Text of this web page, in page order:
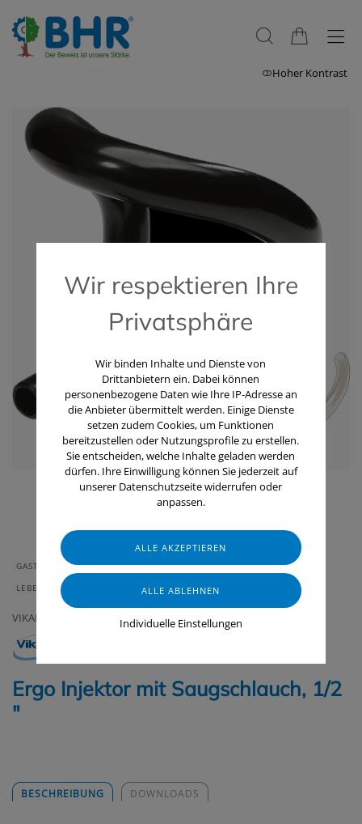
Hoher Kontrast
GASTRONOMIE & HOTELLERIE
GERÄTE & ZUBEHÖR
LEBENSMITTELINDUSTRIE
VIKAN
Ergo Injektor mit Saugschlauch, 1/2
"
BESCHREIBUNG DOWNLOADS
Wir respektieren Ihre
Privatsphäre
Wir binden Inhalte und Dienste von
Drittanbietern ein. Dabei können
personenbezogene Daten wie Ihre IP-Adresse an
die Anbieter übermittelt werden. Einige Dienste
setzen zudem Cookies, um Funktionen
bereitzustellen oder Nutzungsprofile zu erstellen.
Sie entscheiden, welche Inhalte geladen werden
dürfen. Ihre Einwilligung können Sie jederzeit auf
unserer Datenschutzseite widerrufen oder
anpassen.
Individuelle Einstellungen